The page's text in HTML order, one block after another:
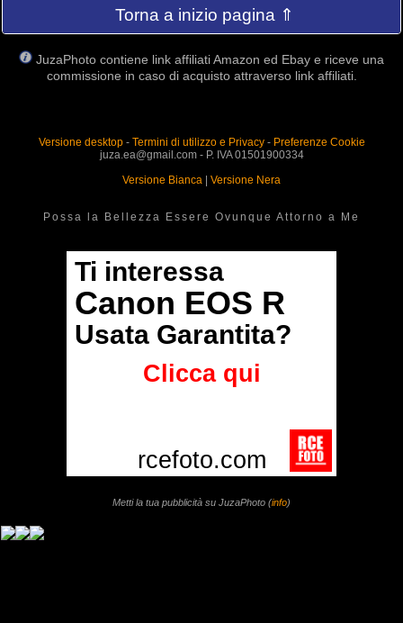
Torna a inizio pagina ⇑
JuzaPhoto contiene link affiliati Amazon ed Ebay e riceve una
commissione in caso di acquisto attraverso link affiliati.
Versione desktop- Termini di utilizzo e Privacy- Preferenze Cookie
juza.ea@gmail.com - P. IVA 01501900334
Versione Bianca | Versione Nera
Possa la Bellezza Essere Ovunque Attorno a Me
Metti la tua pubblicità su JuzaPhoto (info)